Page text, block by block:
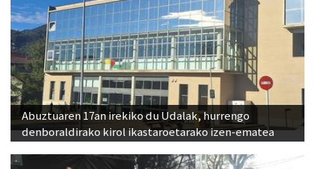
Abuztuaren 17an irekiko du Udalak, hurrengo
denboraldirako kirol ikastaroetarako izen-ematea